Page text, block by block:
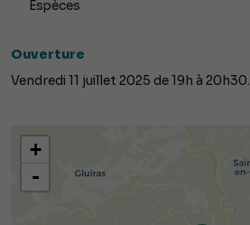
Espèces
Ouverture
Vendredi 11 juillet 2025 de 19h à 20h30.
+
-